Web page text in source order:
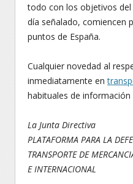
todo con los objetivos del
día señalado, comiencen
puntos de España.
Cualquier novedad al
inmediatamente en
habituales de
La Junta Directiva
PLATAFORMA PARA LA
TRANSPORTE DE
E INTERNACIONAL